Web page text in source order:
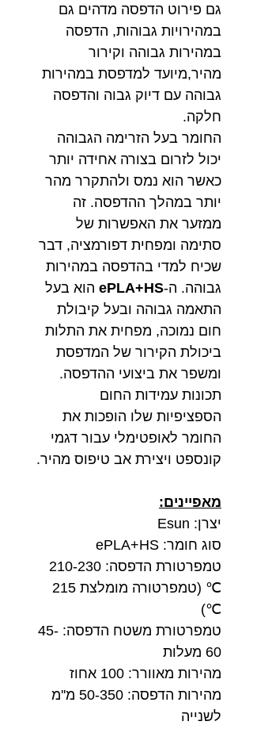
גם פירוט הדפסה מדהים גם
במהירויות גבוהות, הדפסה
במהירות גבוהה וקירור
מהיר,מיועד למדפסת במהירות
גבוהה עם דיוק גבוה והדפסה
חלקה.
החומר בעל הזרימה הגבוהה
יכול לזרום בצורה אחידה יותר
כאשר הוא נמס ולהתקרר מהר
יותר במהלך ההדפסה. זה
ממזער את האפשרות של
סתימה ומפחית דפורמציה, דבר
שכיח למדי בהדפסה במהירות
גבוהה. ה-ePLA+HS הוא בעל
התאמה גבוהה ובעל קיבולת
חום נמוכה, מפחית את התלות
ביכולת הקירור של המדפסת
ומשפר את ביצועי ההדפסה.
תכונות עמידות החום
הספציפיות שלו הופכות את
החומר לאופטימלי עבור דגמי
קונספט ויצירת אב טיפוס מהיר.
מאפיינים:
יצרן: Esun
סוג חומר: ePLA+HS
טמפרטורת הדפסה: 210-230
℃ (טמפרטורה מומלצת 215
℃)
טמפרטורת משטח הדפסה: 45-
60 מעלות
מהירות מאוורר: 100 אחוז
מהירות הדפסה: 50-350 מ''מ
לשנייה